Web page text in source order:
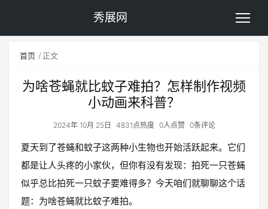
秀展网
首页 正文
为啥苍蝇就比蚊子难拍？怎样制作视频
小动画来科普？
2024年 10月 25日 4831点热度 0人点赞 0条评论
夏天到了苍蝇和蚊子这两种小生物也开始活跃起来。它们
都是让人头疼的小家伙，但你有没有发现：拍死一只苍蝇
似乎总比拍死一只蚊子要难得多？今天咱们就聊聊这个话
题：为啥苍蝇就比蚊子难拍。